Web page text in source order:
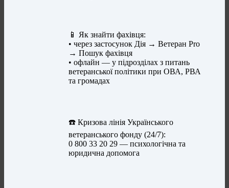
📱 Як знайти фахівця:
• через застосунок Дія → Ветеран Pro
→ Пошук фахівця
• офлайн — у підрозділах з питань
ветеранської політики при ОВА, РВА
та громадах
☎️ Кризова лінія Українського
ветеранського фонду (24/7):
0 800 33 20 29 — психологічна та
юридична допомога